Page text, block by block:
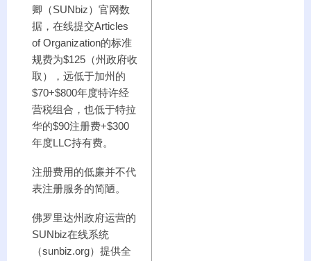
卿（SUNbiz）官网数
据，在线提交Articles
of Organization的标准
规费为$125（州政府收
取），远低于加州的
$70+$800年度特许经
营税组合，也低于特拉
华的$90注册费+$300
年度LLC持有费。
注册费用的低廉并不代
表注册服务的简陋。
佛罗里达州政府运营的
SUNbiz在线系统
（sunbiz.org）提供全